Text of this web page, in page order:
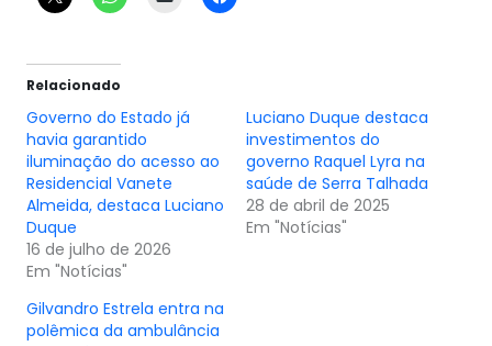
Relacionado
Governo do Estado já
havia garantido
iluminação do acesso ao
Residencial Vanete
Almeida, destaca Luciano
Duque
16 de julho de 2026
Em "Notícias"
Luciano Duque destaca
investimentos do
governo Raquel Lyra na
saúde de Serra Talhada
28 de abril de 2025
Em "Notícias"
Gilvandro Estrela entra na
polêmica da ambulância